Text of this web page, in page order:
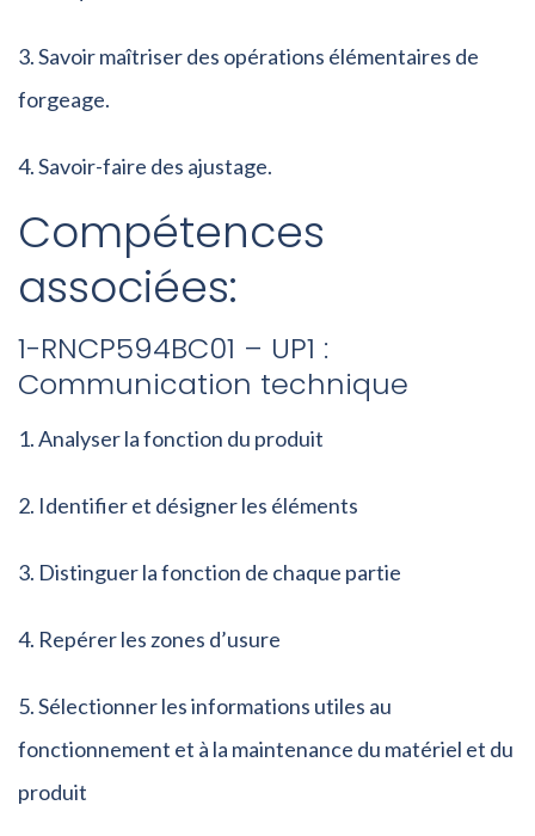
Savoir maîtriser des opérations élémentaires de
forgeage.
Savoir-faire des ajustage.
Compétences
associées:
1-RNCP594BC01 – UP1 :
Communication technique
Analyser la fonction du produit
Identifier et désigner les éléments
Distinguer la fonction de chaque partie
Repérer les zones d’usure
Sélectionner les informations utiles au
fonctionnement et à la maintenance du matériel et du
produit